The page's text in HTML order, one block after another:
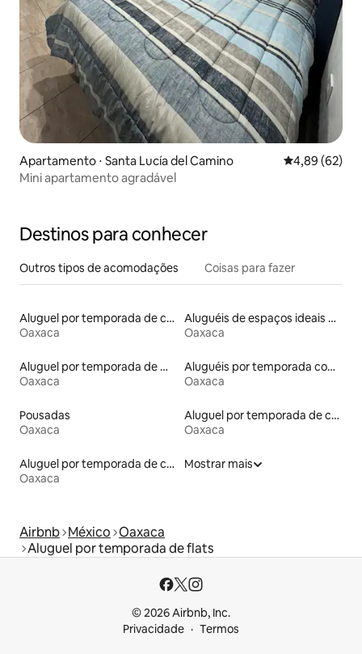
Apartamento ⋅ Santa Lucía del Camino 4,89 de uma
4,89 (62)
Mini apartamento agradável
Destinos para conhecer
Outros tipos de acomodações Coisas para fazer
Aluguel por temporada de casas de hóspedes
Oaxaca
Aluguéis de espaços ideais para famílias
Oaxaca
Aluguel por temporada de microcasas
Oaxaca
Aluguéis por temporada com acesso ao lago
Oaxaca
Pousadas
Oaxaca
Aluguel por temporada de casas arredondadas
Oaxaca
Aluguel por temporada de casas na árvore
Oaxaca
Mostrar mais
Airbnb México Oaxaca
Aluguel por temporada de flats
© 2026 Airbnb, Inc.
Privacidade
Termos